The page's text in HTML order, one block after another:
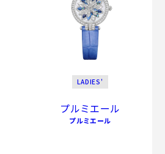
LADIES'
プルミエール
プルミエール